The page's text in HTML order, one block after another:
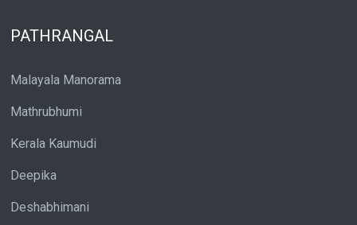
PATHRANGAL
Malayala Manorama
Mathrubhumi
Kerala Kaumudi
Deepika
Deshabhimani